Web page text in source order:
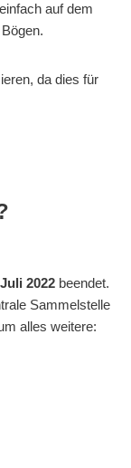
auf dem
da dies für
2022 beendet.
Sammelstelle
alles weitere: